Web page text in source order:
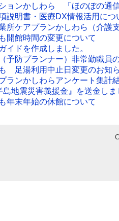
ョンかしわら 「ほのぼの通
説明書・医療DX情報活用につ
所ケアプランかしわら（介護
開館時間の変更について
イドを作成しました。
予防プランナー）非常勤職員
足湯利用中止日変更のお知
ランかしわらアンケート集計
島地震災害義援金』を送金しま
年末年始の休館について